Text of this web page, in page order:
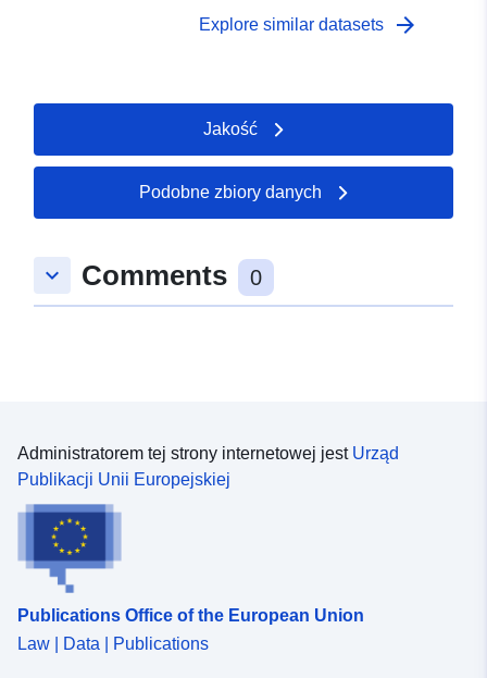
Explore similar datasets arrow_forward
Jakość
Podobne zbiory danych
keyboard_arrow_down Comments 0
Administratorem tej strony internetowej jest Urząd
Publikacji Unii Europejskiej
Publications Office of the European Union
Law | Data | Publications